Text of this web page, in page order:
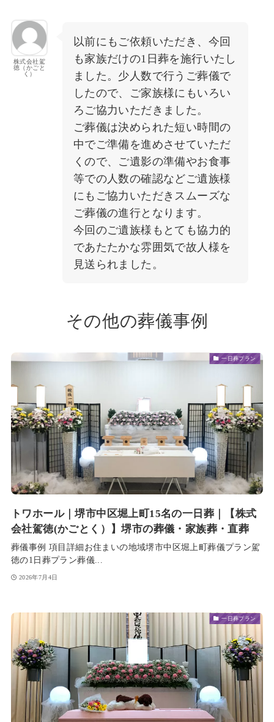
株式会社駕
徳（かごと
く）
以前にもご依頼いただき、今回
も家族だけの1日葬を施行いたし
ました。少人数で行うご葬儀で
したので、ご家族様にもいろい
ろご協力いただきました。
ご葬儀は決められた短い時間の
中でご準備を進めさせていただ
くので、ご遺影の準備やお食事
等での人数の確認などご遺族様
にもご協力いただきスムーズな
ご葬儀の進行となります。
今回のご遺族様もとても協力的
であたたかな雰囲気で故人様を
見送られました。
その他の葬儀事例
一日葬プラン
トワホール｜堺市中区堀上町15名の一日葬｜【株式
会社駕徳(かごとく）】堺市の葬儀・家族葬・直葬
葬儀事例 項目詳細お住まいの地域堺市中区堀上町葬儀プラン駕
徳の1日葬プラン葬儀...
2026年7月4日
一日葬プラン